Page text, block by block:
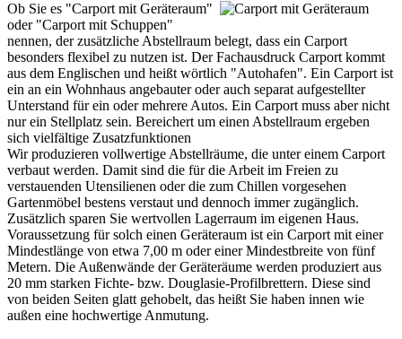
Ob Sie es "Carport mit Geräteraum"
oder "Carport mit Schuppen"
nennen, der zusätzliche Abstellraum belegt, dass ein Carport
besonders flexibel zu nutzen ist. Der Fachausdruck Carport kommt
aus dem Englischen und heißt wörtlich "Autohafen". Ein Carport ist
ein an ein Wohnhaus angebauter oder auch separat aufgestellter
Unterstand für ein oder mehrere Autos. Ein Carport muss aber nicht
nur ein Stellplatz sein. Bereichert um einen Abstellraum ergeben
sich vielfältige Zusatzfunktionen
Wir produzieren vollwertige Abstellräume, die unter einem Carport
verbaut werden. Damit sind die für die Arbeit im Freien zu
verstauenden Utensilienen oder die zum Chillen vorgesehen
Gartenmöbel bestens verstaut und dennoch immer zugänglich.
Zusätzlich sparen Sie wertvollen Lagerraum im eigenen Haus.
Voraussetzung für solch einen Geräteraum ist ein Carport mit einer
Mindestlänge von etwa 7,00 m oder einer Mindestbreite von fünf
Metern. Die Außenwände der Geräteräume werden produziert aus
20 mm starken Fichte- bzw. Douglasie-Profilbrettern. Diese sind
von beiden Seiten glatt gehobelt, das heißt Sie haben innen wie
außen eine hochwertige Anmutung.